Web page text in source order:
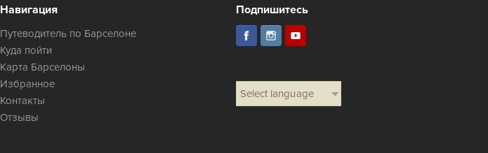
Навигация
Путеводитель по Барселоне
Куда пойти
Карта Барселоны
Избранное
Контакты
Отзывы
Подпишитесь
Select language